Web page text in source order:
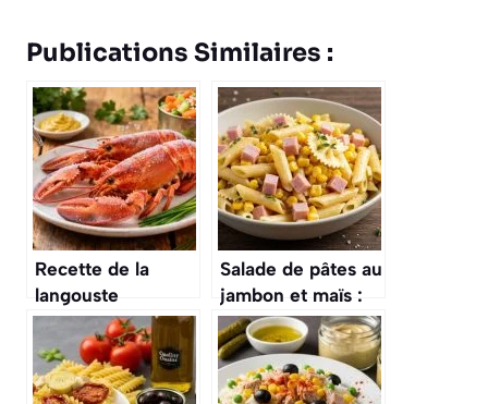
Publications Similaires :
Recette de la
langouste
mayonnaise facile
et savoureuse
Salade de pâtes au
jambon et maïs :
recette facile et
savoureuse